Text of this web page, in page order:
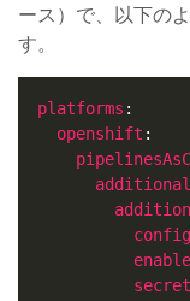
ース）で、以下の
す。
platforms
openshift
enable